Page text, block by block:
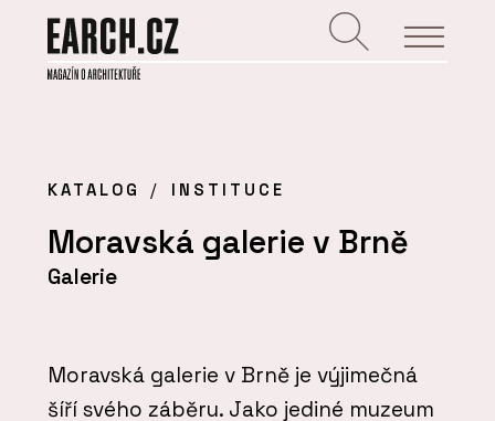
KATALOG INSTITUCE
Moravská galerie v Brně
Galerie
Moravská galerie v Brně je výjimečná
šíří svého záběru. Jako jediné muzeum